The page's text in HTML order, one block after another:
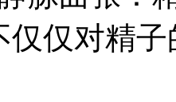
仅仅对精